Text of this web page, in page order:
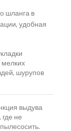
шланга в
удобная
мелких
шурупов
выдува
где не